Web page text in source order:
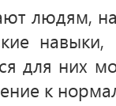
людям,
для них
к